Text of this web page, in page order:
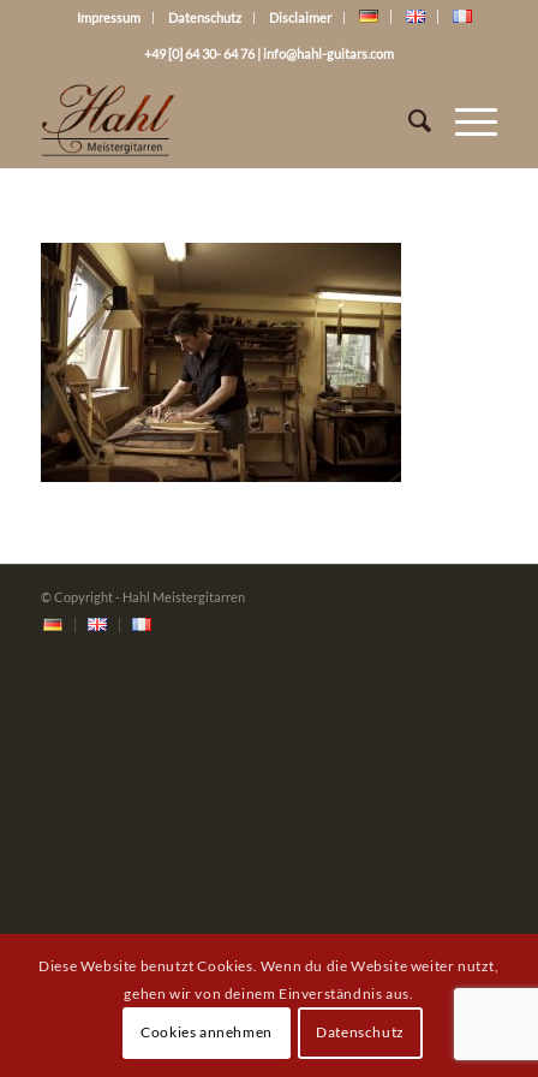
Impressum Datenschutz Disclaimer
+49 [0] 64 30- 64 76|info@hahl-guitars.com
© Copyright - Hahl Meistergitarren
Diese Website benutzt Cookies. Wenn du die Website weiter nutzt,
gehen wir von deinem Einverständnis aus.
Cookies annehmen Datenschutz